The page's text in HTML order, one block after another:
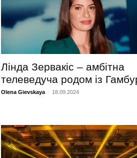
Лінда Зервакіс – амбітна
телеведуча родом із
Olena Gievskaya - 18.09.2024